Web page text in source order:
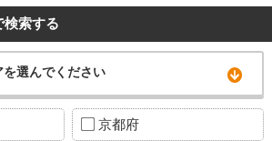
検索する
選んでください
京都府